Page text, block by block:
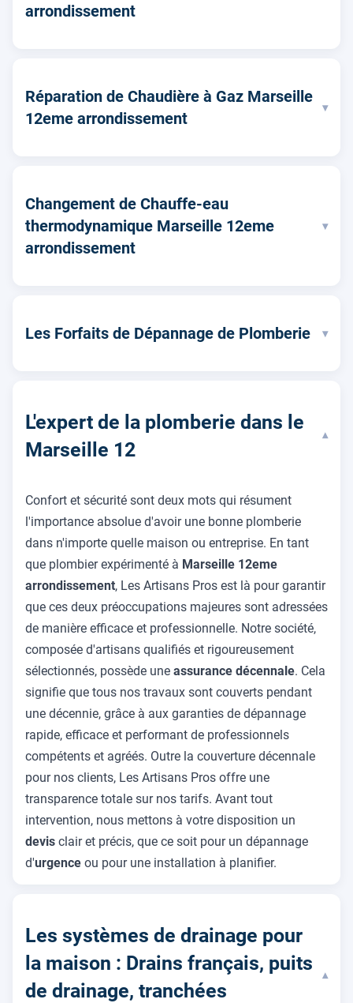
arrondissement
Réparation de Chaudière à Gaz Marseille
12eme arrondissement
▾
Changement de Chauffe-eau
thermodynamique Marseille 12eme
arrondissement
▾
Les Forfaits de Dépannage de Plomberie ▾
L'expert de la plomberie dans le
Marseille 12
▾
Confort et sécurité sont deux mots qui résument
l'importance absolue d'avoir une bonne plomberie
dans n'importe quelle maison ou entreprise. En tant
que plombier expérimenté à Marseille 12eme
arrondissement, Les Artisans Pros est là pour garantir
que ces deux préoccupations majeures sont adressées
de manière efficace et professionnelle. Notre société,
composée d'artisans qualifiés et rigoureusement
sélectionnés, possède une assurance décennale. Cela
signifie que tous nos travaux sont couverts pendant
une décennie, grâce à aux garanties de dépannage
rapide, efficace et performant de professionnels
compétents et agréés. Outre la couverture décennale
pour nos clients, Les Artisans Pros offre une
transparence totale sur nos tarifs. Avant tout
intervention, nous mettons à votre disposition un
devis clair et précis, que ce soit pour un dépannage
d'urgence ou pour une installation à planifier.
Les systèmes de drainage pour
la maison : Drains français, puits
de drainage, tranchées
▾